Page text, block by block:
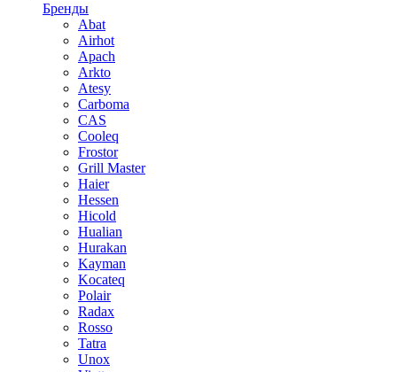
Бренды
Abat
Airhot
Apach
Arkto
Atesy
Carboma
CAS
Cooleq
Frostor
Grill Master
Haier
Hessen
Hicold
Hualian
Hurakan
Kayman
Kocateq
Polair
Radax
Rosso
Tatra
Unox